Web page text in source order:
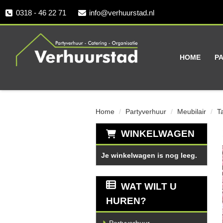
0318 - 46 22 71 info@verhuurstad.nl
HOME
Home Partyverhuur Meubilair
WINKELWAGEN
Je winkelwagen is nog leeg.
WAT WILT U
HUREN?